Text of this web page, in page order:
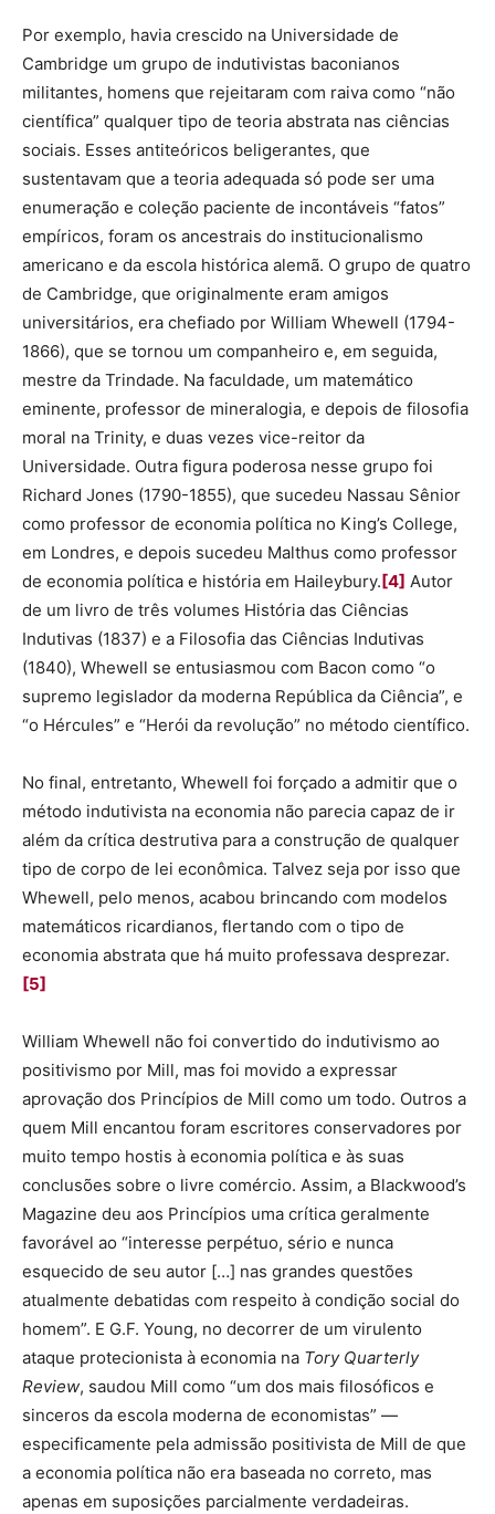
Por exemplo, havia crescido na Universidade de
Cambridge um grupo de indutivistas baconianos
militantes, homens que rejeitaram com raiva como “não
científica” qualquer tipo de teoria abstrata nas ciências
sociais. Esses antiteóricos beligerantes, que
sustentavam que a teoria adequada só pode ser uma
enumeração e coleção paciente de incontáveis “fatos”
empíricos, foram os ancestrais do institucionalismo
americano e da escola histórica alemã. O grupo de quatro
de Cambridge, que originalmente eram amigos
universitários, era chefiado por William Whewell (1794-
1866), que se tornou um companheiro e, em seguida,
mestre da Trindade. Na faculdade, um matemático
eminente, professor de mineralogia, e depois de filosofia
moral na Trinity, e duas vezes vice-reitor da
Universidade. Outra figura poderosa nesse grupo foi
Richard Jones (1790-1855), que sucedeu Nassau Sênior
como professor de economia política no King’s College,
em Londres, e depois sucedeu Malthus como professor
de economia política e história em Haileybury.[4] Autor
de um livro de três volumes História das Ciências
Indutivas (1837) e a Filosofia das Ciências Indutivas
(1840), Whewell se entusiasmou com Bacon como “o
supremo legislador da moderna República da Ciência”, e
“o Hércules” e “Herói da revolução” no método científico.
No final, entretanto, Whewell foi forçado a admitir que o
método indutivista na economia não parecia capaz de ir
além da crítica destrutiva para a construção de qualquer
tipo de corpo de lei econômica. Talvez seja por isso que
Whewell, pelo menos, acabou brincando com modelos
matemáticos ricardianos, flertando com o tipo de
economia abstrata que há muito professava desprezar.
[5]
William Whewell não foi convertido do indutivismo ao
positivismo por Mill, mas foi movido a expressar
aprovação dos Princípios de Mill como um todo. Outros a
quem Mill encantou foram escritores conservadores por
muito tempo hostis à economia política e às suas
conclusões sobre o livre comércio. Assim, a Blackwood’s
Magazine deu aos Princípios uma crítica geralmente
favorável ao “interesse perpétuo, sério e nunca
esquecido de seu autor […] nas grandes questões
atualmente debatidas com respeito à condição social do
homem”. E G.F. Young, no decorrer de um virulento
ataque protecionista à economia na Tory Quarterly
Review, saudou Mill como “um dos mais filosóficos e
sinceros da escola moderna de economistas” —
especificamente pela admissão positivista de Mill de que
a economia política não era baseada no correto, mas
apenas em suposições parcialmente verdadeiras.